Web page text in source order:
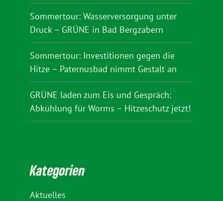
Sommertour: Wasserversorgung unter
Druck – GRÜNE in Bad Bergzabern
Sommertour: Investitionen gegen die
Hitze – Paternusbad nimmt Gestalt an
GRÜNE laden zum Eis und Gespräch:
Abkühlung für Worms – Hitzeschutz jetzt!
Kategorien
Aktuelles